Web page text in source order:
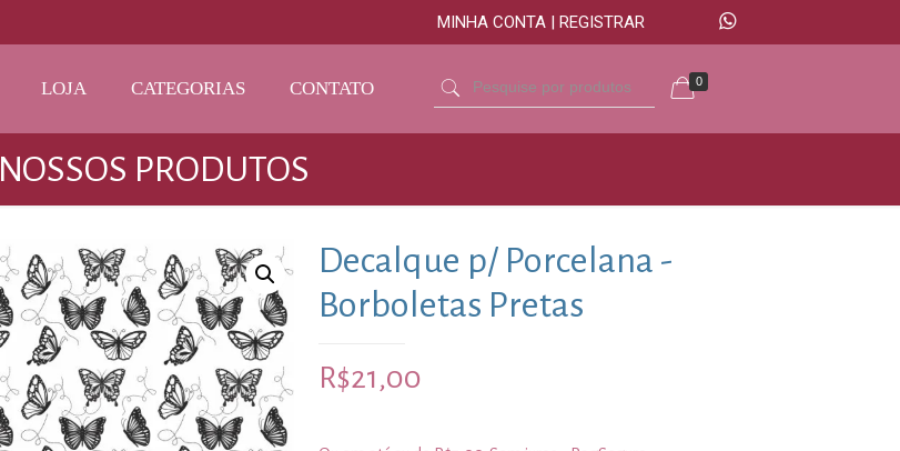
MINHA CONTA | REGISTRAR
LOJA CATEGORIAS CONTATO 0
NOSSOS PRODUTOS
Decalque p/ Porcelana -
Borboletas Pretas
R$21,00